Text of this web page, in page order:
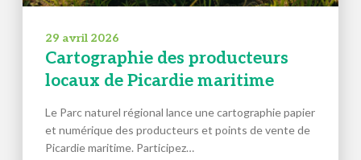
29 avril 2026
Cartographie des producteurs
locaux de Picardie maritime
Le Parc naturel régional lance une cartographie papier
et numérique des producteurs et points de vente de
Picardie maritime. Participez…